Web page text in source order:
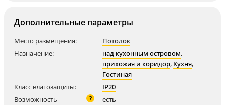
Дополнительные параметры
Место размещения:
Потолок
Назначение:
над кухонным островом,
прихожая и коридор, Кухня,
Гостиная
Класс влагозащиты:
IP20
Возможность
? есть